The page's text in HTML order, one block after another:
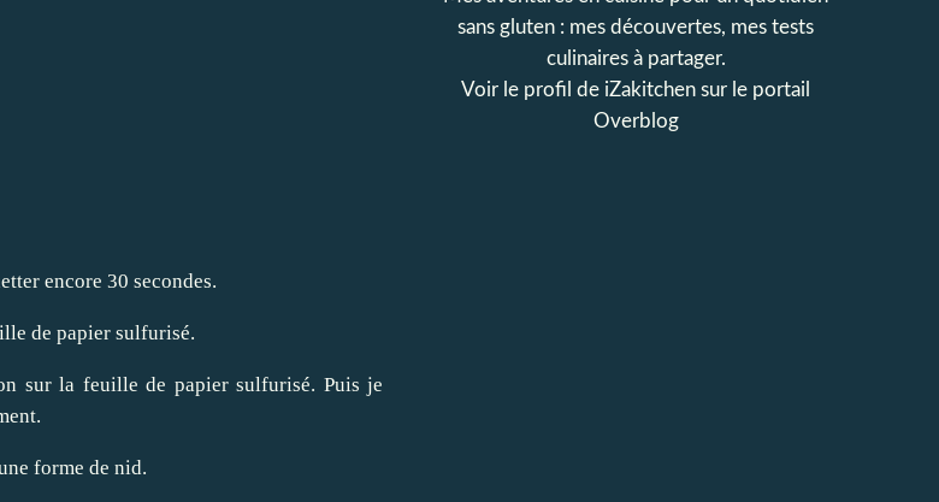
encore 30 secondes.
de papier sulfurisé.
sur la feuille de papier sulfurisé. Puis je
forme de nid.
sans gluten : mes découvertes, mes tests
culinaires à partager.
Voir le profil de iZakitchen sur le portail
Overblog